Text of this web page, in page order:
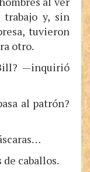
trabajo y, sin
tuvieron
otro.
—inquirió
al patrón?
caballos.